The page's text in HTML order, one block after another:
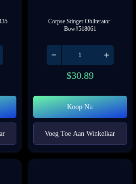
Corpse Stinger Obliterator
Bow#518061
$30.89
Koop Nu
Voeg Toe Aan Winkelkar